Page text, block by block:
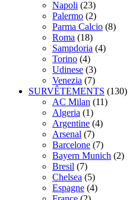
Napoli (23)
Palermo (2)
Parma Calcio (8)
Roma (18)
Sampdoria (4)
Torino (4)
Udinese (3)
Venezia (7)
SURVÊTEMENTS (130)
AC Milan (11)
Algeria (1)
Argentine (4)
Arsenal (7)
Barcelone (7)
Bayern Munich (2)
Bresil (7)
Chelsea (5)
Espagne (4)